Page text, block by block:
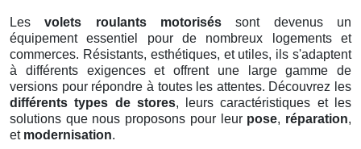
Lesvolets roulants motorisés sont devenus un
équipement essentiel pour de nombreux logements et
commerces. Résistants, esthétiques, et utiles, ils s'adaptent
à différents exigences et offrent une large gamme de
versions pour répondre à toutes les attentes. Découvrez les
différents types de stores, leurs caractéristiques et les
solutions que nous proposons pour leur pose, réparation,
et modernisation.